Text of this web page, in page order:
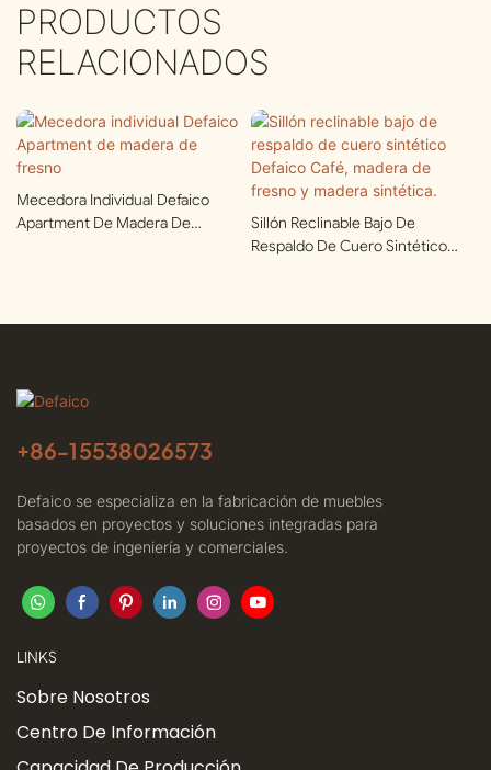
PRODUCTOS
RELACIONADOS
Mecedora Individual Defaico
Apartment De Madera De
Sillón Reclinable Bajo De
Respaldo De Cuero Sintético
+86-15538026573
Defaico se especializa en la fabricación de muebles
basados ​​en proyectos y soluciones integradas para
proyectos de ingeniería y comerciales.
LINKS
Sobre Nosotros
Centro De Información